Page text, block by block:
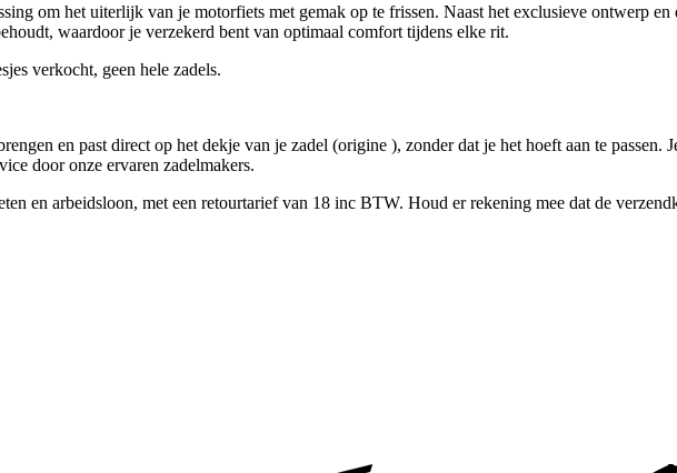
om het uiterlijk van je motorfiets met gemak op te frissen. Naast het exclusieve ontwerp
waardoor je verzekerd bent van optimaal comfort tijdens elke rit.
verkocht, geen hele zadels.
en past direct op het dekje van je zadel (origine ), zonder dat je het hoeft aan te
door onze ervaren zadelmakers.
en arbeidsloon, met een retourtarief van 18 inc BTW. Houd er rekening mee dat de